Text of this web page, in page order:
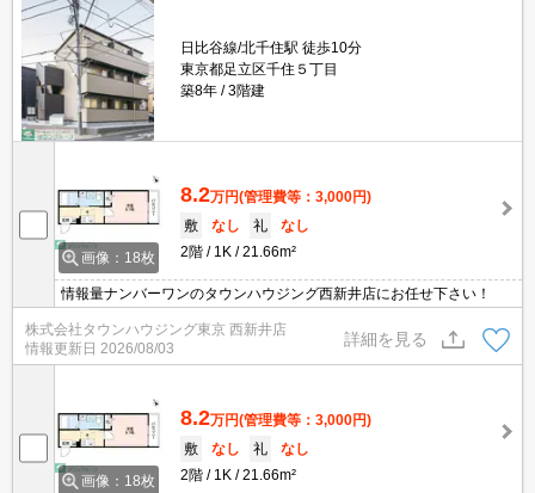
日比谷線/北千住駅 徒歩10分
東京都足立区千住５丁目
築8年
3階建
画像：18枚
8.2万円(管理費等：3,000円)
敷
なし 礼
なし
2階
1K 21.66m²
情報量ナンバーワンのタウンハウジング西新井店にお任せ下さい！
株式会社タウンハウジング東京 西新井店
情報更新日 2026/08/03
詳細を見る
画像：18枚
8.2万円(管理費等：3,000円)
敷
なし 礼
なし
2階
1K 21.66m²